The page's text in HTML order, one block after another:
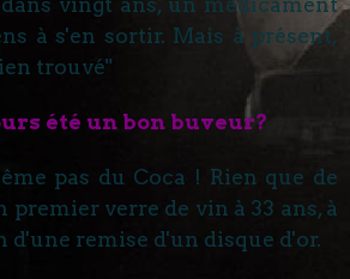
à s'en sortir. Mais à présent,
trouvé"
été un bon buveur?
pas du Coca ! Rien que de
premier verre de vin à 33 ans, à
d'une remise d'un disque d'or.